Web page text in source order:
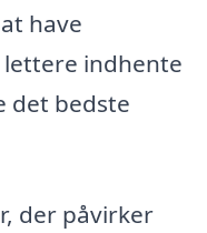
have
lettere indhente
det bedste
der påvirker